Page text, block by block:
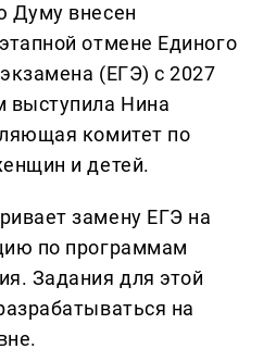
Думу внесен
отмене Единого
(ЕГЭ) с 2027
выступила Нина
комитет по
и детей.
замену ЕГЭ на
по программам
Задания для этой
на